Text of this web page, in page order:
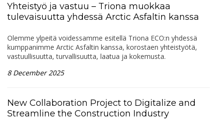
Yhteistyö ja vastuu – Triona muokkaa
tulevaisuutta yhdessä Arctic Asfaltin kanssa
Olemme ylpeitä voidessamme esitellä Triona ECO:n yhdessä
kumppanimme Arctic Asfaltin kanssa, korostaen yhteistyötä,
vastuullisuutta, turvallisuutta, laatua ja kokemusta.
8 December 2025
New Collaboration Project to Digitalize and
Streamline the Construction Industry